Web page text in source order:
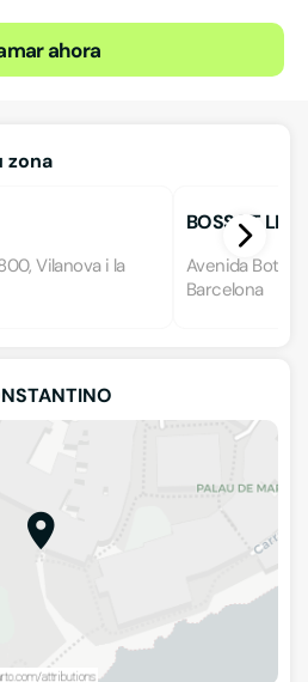
ahora
zona
Vilanova i la
BOSSOT
Avenida
Barcelona